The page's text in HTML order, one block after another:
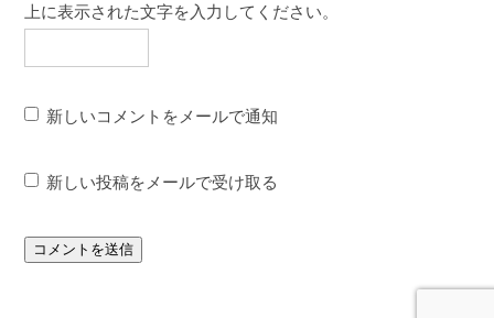
上に表示された文字を入力してください。
新しいコメントをメールで通知
新しい投稿をメールで受け取る